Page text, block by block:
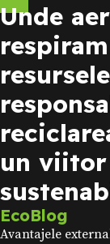
Unde
un viitor
EcoBlog
Avantajele